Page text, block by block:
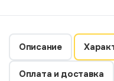
Описание
Оплата и доставка